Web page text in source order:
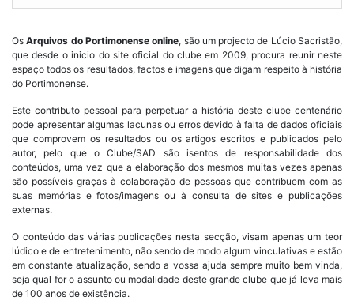
OsArquivos do Portimonense online, são um projecto de Lúcio Sacristão,
que desde o inicio do site oficial do clube em 2009, procura reunir neste
espaço todos os resultados, factos e imagens que digam respeito à história
do Portimonense.
Este contributo pessoal para perpetuar a história deste clube centenário
pode apresentar algumas lacunas ou erros devido à falta de dados oficiais
que comprovem os resultados ou os artigos escritos e publicados pelo
autor, pelo que o Clube/SAD são isentos de responsabilidade dos
conteúdos, uma vez que a elaboração dos mesmos muitas vezes apenas
são possíveis graças à colaboração de pessoas que contribuem com as
suas memórias e fotos/imagens ou à consulta de sites e publicações
externas.
O conteúdo das várias publicações nesta secção, visam apenas um teor
lúdico e de entretenimento, não sendo de modo algum vinculativas e estão
em constante atualização, sendo a vossa ajuda sempre muito bem vinda,
seja qual for o assunto ou modalidade deste grande clube que já leva mais
de 100 anos de existência.